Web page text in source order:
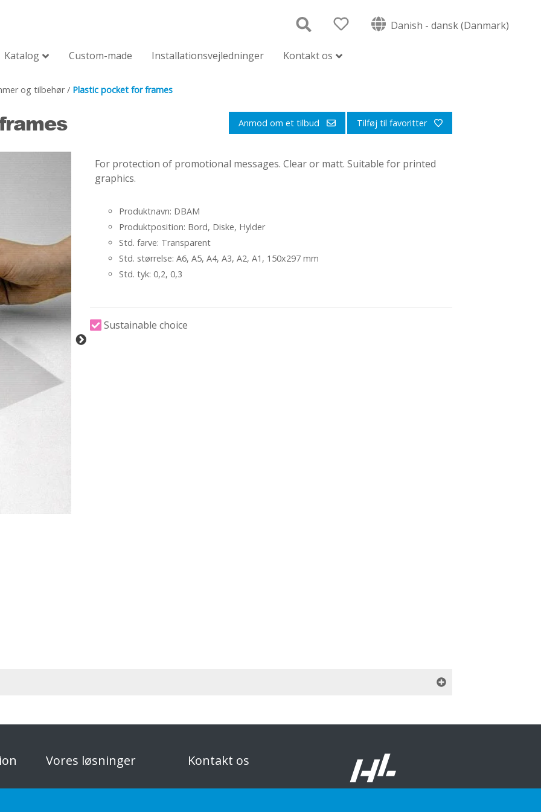
Danish - dansk (Danmark)
Katalog Custom-made Installationsvejledninger Kontakt os
og tilbehør/ Plastic pocket for frames
Anmod om et tilbud Tilføj til favoritter
For protection of promotional messages. Clear or matt. Suitable for printed
graphics.
Produktnavn: DBAM
Produktposition: Bord, Diske, Hylder
Std. farve: Transparent
Std. størrelse: A6, A5, A4, A3, A2, A1, 150x297 mm
Std. tyk: 0,2, 0,3
Sustainable choice
Vores løsninger
Custom-made
Kontakt os
Privatlivspolitik